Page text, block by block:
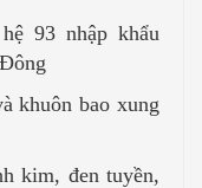
93 nhập khẩu
khuôn bao xung
kim, đen tuyền,